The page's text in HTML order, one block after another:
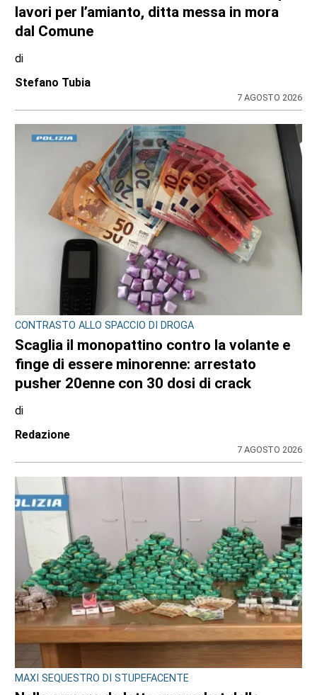
dell’attività questa settimana in Consiglio
regionale
di
Redazione CRP
CONSIGLIO REGIONALE
A Palazzo Lascaris la mostra “Romano
Gazzera. Nel regno dei fiori giganti”
EDITORIA E COOPERAZIONE
AGCI e FILE: un’alleanza per tutelare i